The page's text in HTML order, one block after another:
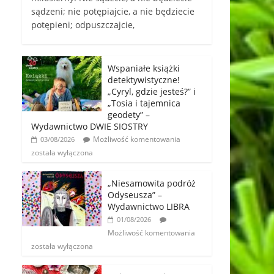
sądzeni; nie potępiajcie, a nie będziecie
potępieni; odpuszczajcie,
Wspaniałe książki
detektywistyczne!
„Cyryl, gdzie jesteś?” i
„Tosia i tajemnica
geodety” –
Wydawnictwo DWIE SIOSTRY
03/08/2026
Możliwość komentowania
została wyłączona
„Niesamowita podróż
Odyseusza” –
Wydawnictwo LIBRA
01/08/2026
Możliwość komentowania
została wyłączona